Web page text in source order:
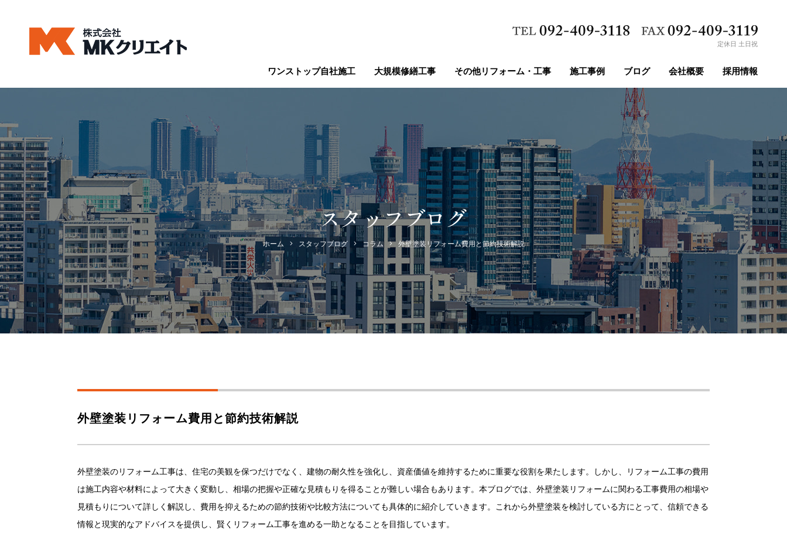
定休日 土日祝
ワンストップ自社施工 大規模修繕工事 その他リフォーム・工事 施工事例 ブログ 会社概要 採用情報
スタッフブログ
ホーム スタッフブログ コラム 外壁塗装リフォーム費用と節約技術解説
外壁塗装リフォーム費用と節約技術解説
外壁塗装のリフォーム工事は、住宅の美観を保つだけでなく、建物の耐久性を強化し、資産価値を維持するために重要な役割を果たします。しかし、リフォーム工事の費用
は施工内容や材料によって大きく変動し、相場の把握や正確な見積もりを得ることが難しい場合もあります。本ブログでは、外壁塗装リフォームに関わる工事費用の相場や
見積もりについて詳しく解説し、費用を抑えるための節約技術や比較方法についても具体的に紹介していきます。これから外壁塗装を検討している方にとって、信頼できる
情報と現実的なアドバイスを提供し、賢くリフォーム工事を進める一助となることを目指しています。